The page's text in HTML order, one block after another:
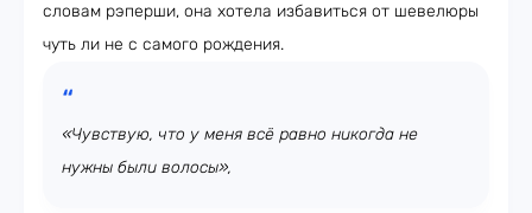
словам рэперши, она хотела избавиться от шевелюры
чуть ли не с самого рождения.
«Чувствую, что у меня всё равно никогда не
нужны были волосы»,